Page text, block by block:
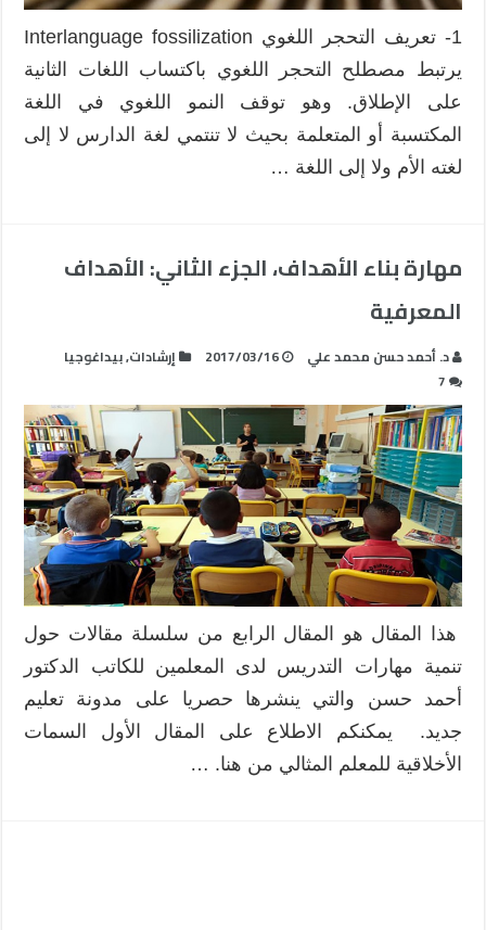
1- تعريف التحجر اللغوي Interlanguage fossilization
يرتبط مصطلح التحجر اللغوي باكتساب اللغات الثانية
على الإطلاق. وهو توقف النمو اللغوي في اللغة
المكتسبة أو المتعلمة بحيث لا تنتمي لغة الدارس لا إلى
لغته الأم ولا إلى اللغة …
مهارة بناء الأهداف، الجزء الثاني: الأهداف
المعرفية
د. أحمد حسن محمد علي 2017/03/16 إرشادات,بيداغوجيا
7
هذا المقال هو المقال الرابع من سلسلة مقالات حول
تنمية مهارات التدريس لدى المعلمين للكاتب الدكتور
أحمد حسن والتي ينشرها حصريا على مدونة تعليم
جديد. يمكنكم الاطلاع على المقال الأول السمات
الأخلاقية للمعلم المثالي من هنا. …